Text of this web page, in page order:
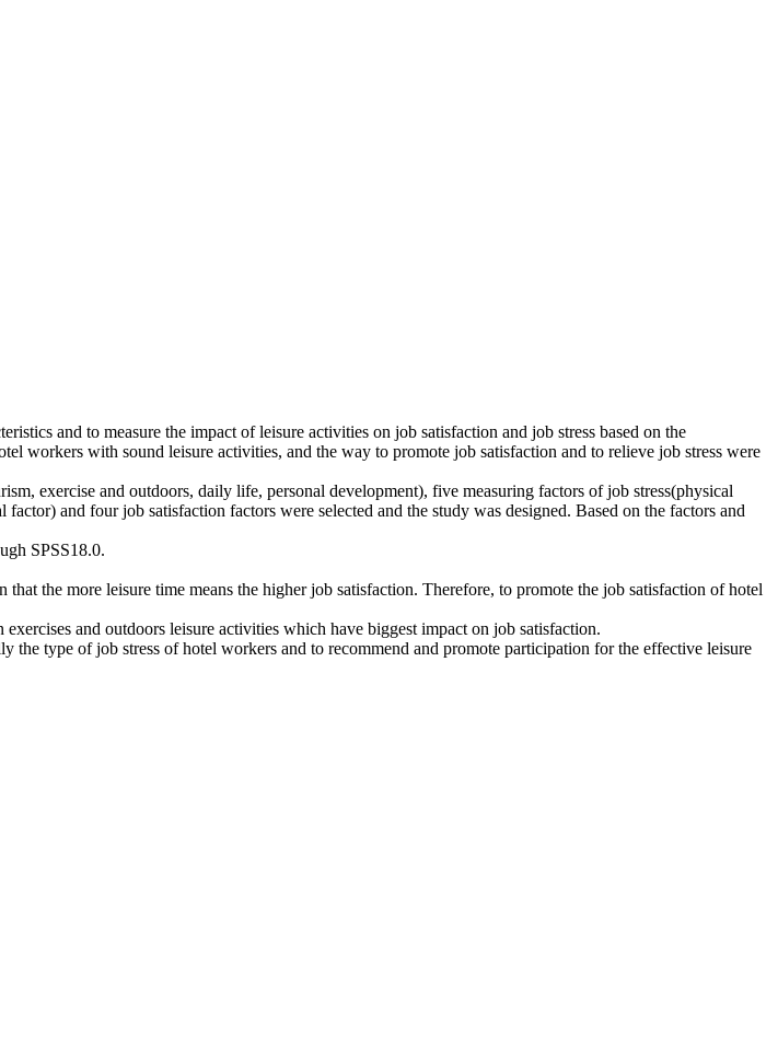
and to measure the impact of leisure activities on job satisfaction and job stress based on the
workers with sound leisure activities, and the way to promote job satisfaction and to relieve job stress were
exercise and outdoors, daily life, personal development), five measuring factors of job stress(physical
and four job satisfaction factors were selected and the study was designed. Based on the factors and
SPSS18.0.
the more leisure time means the higher job satisfaction. Therefore, to promote the job satisfaction of hotel
and outdoors leisure activities which have biggest impact on job satisfaction.
type of job stress of hotel workers and to recommend and promote participation for the effective leisure